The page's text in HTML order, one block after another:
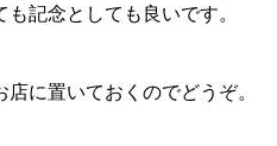
記念としても良いです。
に置いておくのでどうぞ。